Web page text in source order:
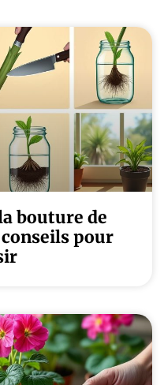
bouture de
pour